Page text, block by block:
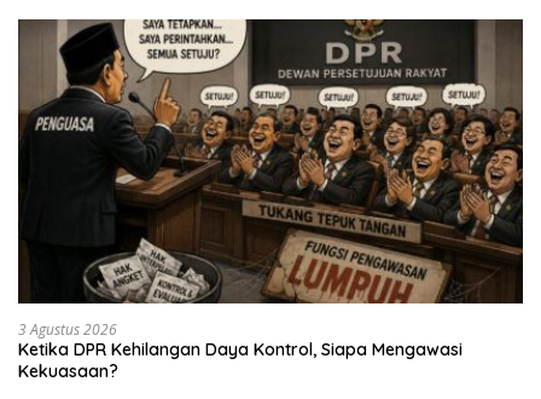
3 Agustus 2026
Ketika DPR Kehilangan Daya Kontrol, Siapa Mengawasi
Kekuasaan?